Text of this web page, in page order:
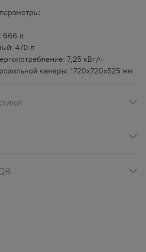
666 л
470 л
7,25 кВт/ч
камеры: 1720x720x525 мм